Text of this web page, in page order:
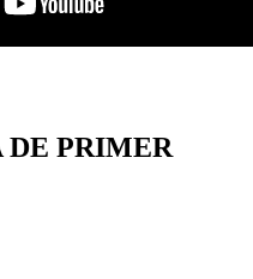
DE PRIMER